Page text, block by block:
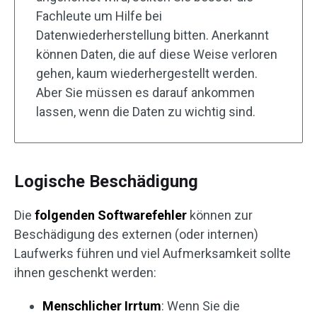
Fachleute um Hilfe bei
Datenwiederherstellung bitten. Anerkannt
können Daten, die auf diese Weise verloren
gehen, kaum wiederhergestellt werden.
Aber Sie müssen es darauf ankommen
lassen, wenn die Daten zu wichtig sind.
Logische Beschädigung
Die folgenden Softwarefehler können zur
Beschädigung des externen (oder internen)
Laufwerks führen und viel Aufmerksamkeit sollte
ihnen geschenkt werden:
Menschlicher Irrtum: Wenn Sie die